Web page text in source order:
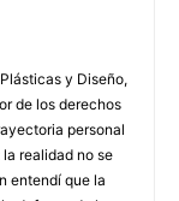
y Diseño,
de los derechos
personal
realidad no se
entendí que la